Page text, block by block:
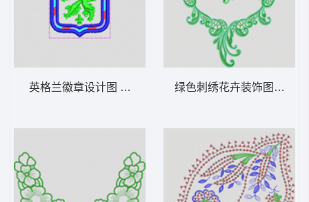
英格兰徽章设计图 狮标 绿色刺绣花卉装饰图案 衣